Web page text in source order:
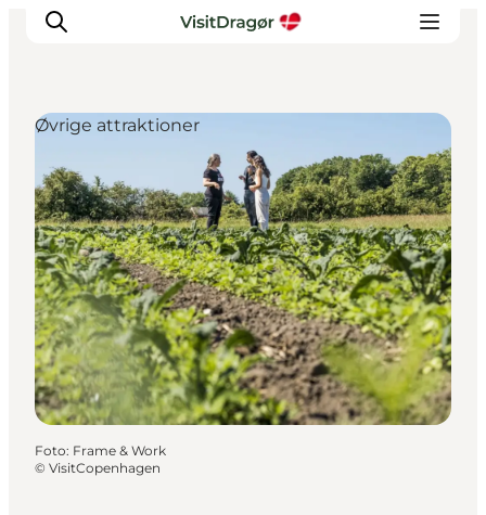
Oplev
Kultur & Historie
Byliv & Mad
Natur & Friluftsliv
For børn
Praktisk
Øvrige attraktioner
Foto: Frame & Work
© VisitCopenhagen